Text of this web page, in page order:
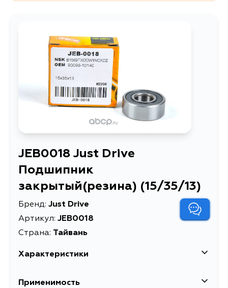
JEB0018 Just Drive
Подшипник
закрытый(резина) (15/35/13)
Бренд: Just Drive
Артикул: JEB0018
Страна: Тайвань
Характеристики
Масса, кг 0.04
Применимость